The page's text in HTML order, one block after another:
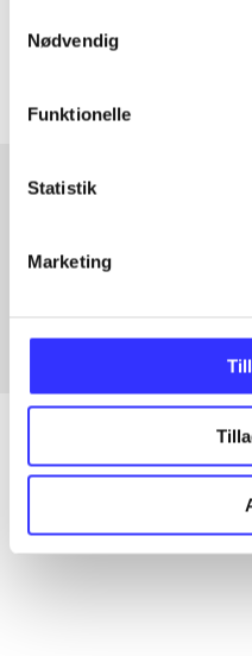
Nødvendig
Funktionelle
Statistik
Marketing
Artiklerne i
Fra
Alle registrerede artikler